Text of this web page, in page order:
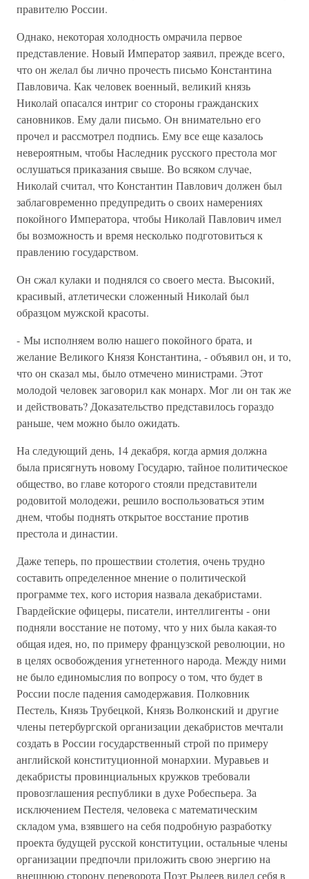
правителю России.
Однако, некоторая холодность омрачила первое
представление. Новый Император заявил, прежде всего,
что он желал бы лично прочесть письмо Константина
Павловича. Как человек военный, великий князь
Николай опасался интриг со стороны гражданских
сановников. Ему дали письмо. Он внимательно его
прочел и рассмотрел подпись. Ему все еще казалось
невероятным, чтобы Наследник русского престола мог
ослушаться приказания свыше. Во всяком случае,
Николай считал, что Константин Павлович должен был
заблаговременно предупредить о своих намерениях
покойного Императора, чтобы Николай Павлович имел
бы возможность и время несколько подготовиться к
правлению государством.
Он сжал кулаки и поднялся со своего места. Высокий,
красивый, атлетически сложенный Николай был
образцом мужской красоты.
- Мы исполняем волю нашего покойного брата, и
желание Великого Князя Константина, - объявил он, и то,
что он сказал мы, было отмечено министрами. Этот
молодой человек заговорил как монарх. Мог ли он так же
и действовать? Доказательство представилось гораздо
раньше, чем можно было ожидать.
На следующий день, 14 декабря, когда армия должна
была присягнуть новому Государю, тайное политическое
общество, во главе которого стояли представители
родовитой молодежи, решило воспользоваться этим
днем, чтобы поднять открытое восстание против
престола и династии.
Даже теперь, по прошествии столетия, очень трудно
составить определенное мнение о политической
программе тех, кого история назвала декабристами.
Гвардейские офицеры, писатели, интеллигенты - они
подняли восстание не потому, что у них была какая-то
общая идея, но, по примеру французской революции, но
в целях освобождения угнетенного народа. Между ними
не было единомыслия по вопросу о том, что будет в
России после падения самодержавия. Полковник
Пестель, Князь Трубецкой, Князь Волконский и другие
члены петербургской организации декабристов мечтали
создать в России государственный строй по примеру
английской конституционной монархии. Муравьев и
декабристы провинциальных кружков требовали
провозглашения республики в духе Робеспьера. За
исключением Пестеля, человека с математическим
складом ума, взявшего на себя подробную разработку
проекта будущей русской конституции, остальные члены
организации предпочли приложить свою энергию на
внешнюю сторону переворота Поэт Рылеев видел себя в